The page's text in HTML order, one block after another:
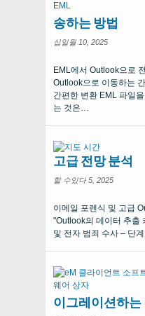
송하는 방법
십일월 10, 2025
EML에서 Outlook으로
Outlook으로 이동하는
간편한 변환 EML 파일
는 것은…
고급 전망 분석
할 수있다 5, 2025
이메일 포렌식 및 고급
"Outlook의 데이터 추출
및 전자 범죄 수사 – 단
이그레이션하는